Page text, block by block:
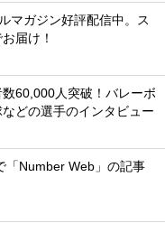
マガジン好評配信中。ス
届け！
60,000人突破！バレーボ
どの選手のインタビュー
「Number Web」の記事